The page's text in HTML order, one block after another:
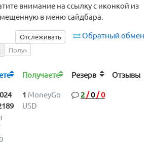
внимание на ссылку с иконкой из
в меню сайдбара.
Обратный обмен
Отслеживать
Получаете Резерв Отзывы
1 MoneyGo
USD
2 /0/0